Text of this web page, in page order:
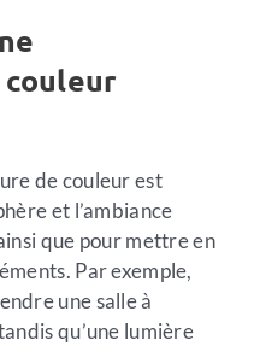
de couleur est
et l’ambiance
que pour mettre en
Par exemple,
une salle à
qu’une lumière